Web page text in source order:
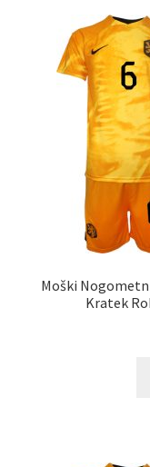
Moški
Kratek